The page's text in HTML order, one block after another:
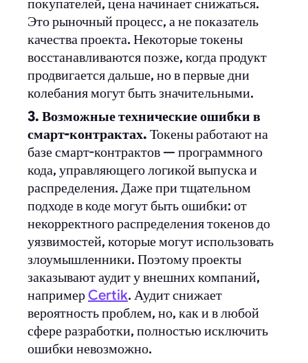
покупателей, цена начинает снижаться.
Это рыночный процесс, а не показатель
качества проекта. Некоторые токены
восстанавливаются позже, когда продукт
продвигается дальше, но в первые дни
колебания могут быть значительными.
3. Возможные технические ошибки в
смарт-контрактах. Токены работают на
базе смарт-контрактов — программного
кода, управляющего логикой выпуска и
распределения. Даже при тщательном
подходе в коде могут быть ошибки: от
некорректного распределения токенов до
уязвимостей, которые могут использовать
злоумышленники. Поэтому проекты
заказывают аудит у внешних компаний,
напримерCertik. Аудит снижает
вероятность проблем, но, как и в любой
сфере разработки, полностью исключить
ошибки невозможно.